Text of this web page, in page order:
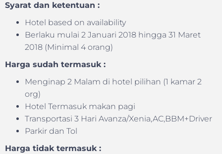
Syarat dan ketentuan :
Hotel based on availability
Berlaku mulai 2 Januari 2018 hingga 31 Maret
2018 (Minimal 4 orang)
Harga sudah termasuk :
Menginap 2 Malam di hotel pilihan (1 kamar 2
org)
Hotel Termasuk makan pagi
Transportasi 3 Hari Avanza/Xenia,AC,BBM+Driver
Parkir dan Tol
Harga tidak termasuk :